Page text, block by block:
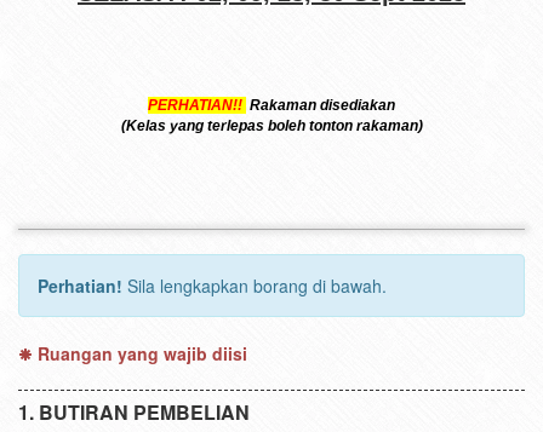
PERHATIAN!! Rakaman disediakan
(Kelas yang terlepas boleh tonton rakaman)
Perhatian! Sila lengkapkan borang di bawah.
Ruangan yang wajib diisi
BUTIRAN PEMBELIAN